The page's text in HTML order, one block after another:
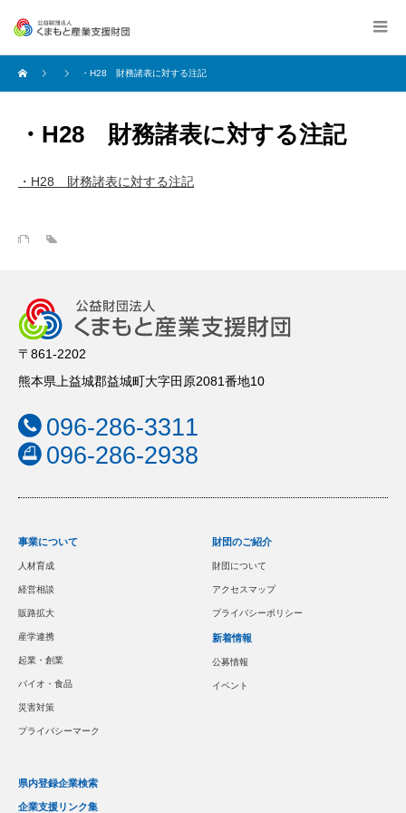
・H28 財務諸表に対する注記
・H28 財務諸表に対する注記
・H28 財務諸表に対する注記
〒861-2202
熊本県上益城郡益城町大字田原2081番地10
096-286-3311
096-286-2938
事業について
人材育成
経営相談
販路拡大
産学連携
起業・創業
バイオ・食品
災害対策
プライバシーマーク
財団のご紹介
財団について
アクセスマップ
プライバシーポリシー
新着情報
公募情報
イベント
県内登録企業検索
企業支援リンク集